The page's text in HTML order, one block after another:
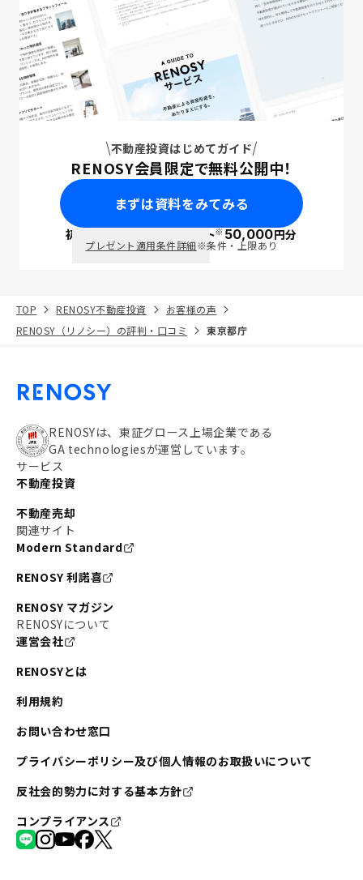
不動産投資はじめてガイド
RENOSY会員限定で無料公開中！
まずは資料をみてみる
初回面談で ポイント※50,000円分
プレゼント適用条件詳細※条件・上限あり
TOP RENOSY不動産投資
お客様の声
RENOSY（リノシー）の評判・口コミ
東京都庁
RENOSYは、東証グロース上場企業である
GA technologiesが運営しています。
サービス
不動産投資
不動産売却
関連サイト
Modern Standard
RENOSY 利諾喜
RENOSY マガジン
RENOSYについて
運営会社
RENOSYとは
利用規約
お問い合わせ窓口
プライバシーポリシー及び個人情報のお取扱いについて
反社会的勢力に対する基本方針
コンプライアンス